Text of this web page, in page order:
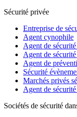
Sécurité privée
Entreprise de
Agent cynophile
Agent de
Agent de
Agent de
Sécurité
Marchés privés
Agent de
Sociétés de sécurité